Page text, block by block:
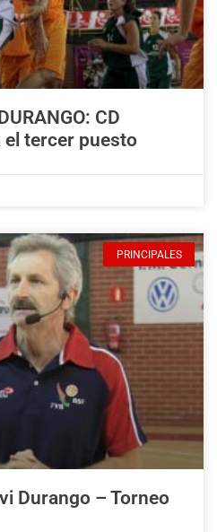
CD
el tercer puesto
PRINCIPALES
Durango – Torneo